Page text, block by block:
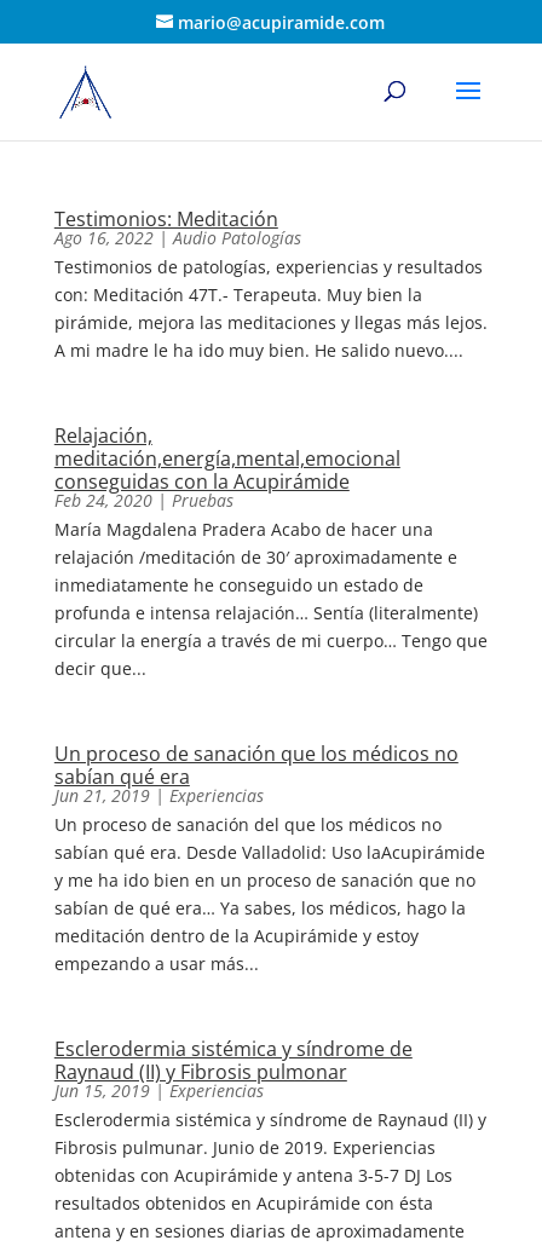
mario@acupiramide.com
Testimonios: Meditación
Ago 16, 2022|Audio Patologías
Testimonios de patologías, experiencias y resultados
con: Meditación 47T.- Terapeuta. Muy bien la
pirámide, mejora las meditaciones y llegas más lejos.
A mi madre le ha ido muy bien. He salido nuevo....
Relajación,
meditación,energía,mental,emocional
conseguidas con la Acupirámide
Feb 24, 2020| Pruebas
María Magdalena Pradera Acabo de hacer una
relajación /meditación de 30′ aproximadamente e
inmediatamente he conseguido un estado de
profunda e intensa relajación… Sentía (literalmente)
circular la energía a través de mi cuerpo… Tengo que
decir que...
Un proceso de sanación que los médicos no
sabían qué era
Jun 21, 2019| Experiencias
Un proceso de sanación del que los médicos no
sabían qué era. Desde Valladolid: Uso laAcupirámide
y me ha ido bien en un proceso de sanación que no
sabían de qué era… Ya sabes, los médicos, hago la
meditación dentro de la Acupirámide y estoy
empezando a usar más...
Esclerodermia sistémica y síndrome de
Raynaud (II) y Fibrosis pulmonar
Jun 15, 2019|Experiencias
Esclerodermia sistémica y síndrome de Raynaud (II) y
Fibrosis pulmunar. Junio de 2019. Experiencias
obtenidas con Acupirámide y antena 3-5-7 DJ Los
resultados obtenidos en Acupirámide con ésta
antena y en sesiones diarias de aproximadamente